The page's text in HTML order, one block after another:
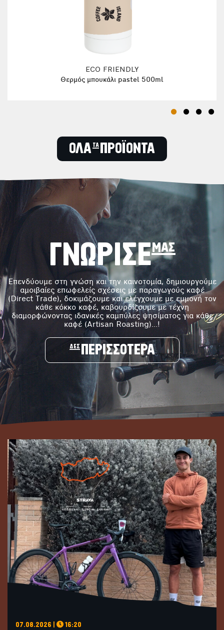
ECO FRIENDLY
Θερμός μπουκάλι pastel 500ml
ΟΛΑ τα ΠΡΟΪΟΝΤΑ
ΓΝΩΡΙΣΕ μας
Επενδύουμε στη γνώση και την καινοτομία, δημιουργούμε
αμοιβαίες επωφελείς σχέσεις με παραγωγούς καφέ
(Direct Trade), δοκιμάζουμε και ελέγχουμε με εμμονή τον
κάθε κόκκο καφέ, καβουρδίζουμε με τέχνη
διαμορφώνοντας ιδανικές καμπύλες ψησίματος για κάθε
καφέ (Artisan Roasting)...!
δες ΠΕΡΙΣΣΟΤΕΡΑ
07.08.2026 | 16:20